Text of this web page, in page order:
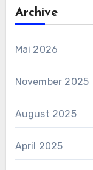
Archive
Mai 2026
November 2025
August 2025
April 2025